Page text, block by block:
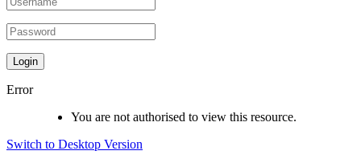
Error
You are not authorised to view this resource.
Switch to Desktop Version